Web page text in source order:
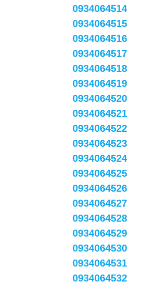
0934064514
0934064515
0934064516
0934064517
0934064518
0934064519
0934064520
0934064521
0934064522
0934064523
0934064524
0934064525
0934064526
0934064527
0934064528
0934064529
0934064530
0934064531
0934064532